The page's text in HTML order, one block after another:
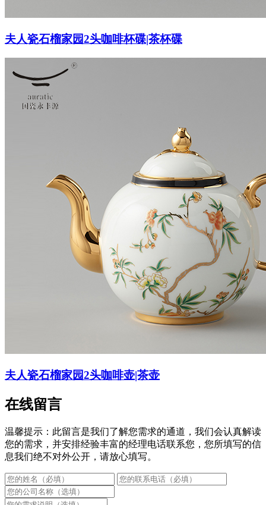
夫人瓷石榴家园2头咖啡杯碟|茶杯碟
夫人瓷石榴家园2头咖啡壶|茶壶
在线留言
温馨提示：此留言是我们了解您需求的通道，我们会认真解读
您的需求，并安排经验丰富的经理电话联系您，您所填写的信
息我们绝不对外公开，请放心填写。